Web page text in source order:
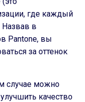
где каждый
в
Pantone, вы
за оттенок
случае можно
качество